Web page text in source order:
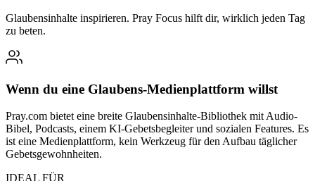
Glaubensinhalte inspirieren. Pray Focus hilft dir, wirklich jeden Tag
zu beten.
Wenn du eine Glaubens-Medienplattform willst
Pray.com bietet eine breite Glaubensinhalte-Bibliothek mit Audio-
Bibel, Podcasts, einem KI-Gebetsbegleiter und sozialen Features. Es
ist eine Medienplattform, kein Werkzeug für den Aufbau täglicher
Gebetsgewohnheiten.
IDEAL FÜR